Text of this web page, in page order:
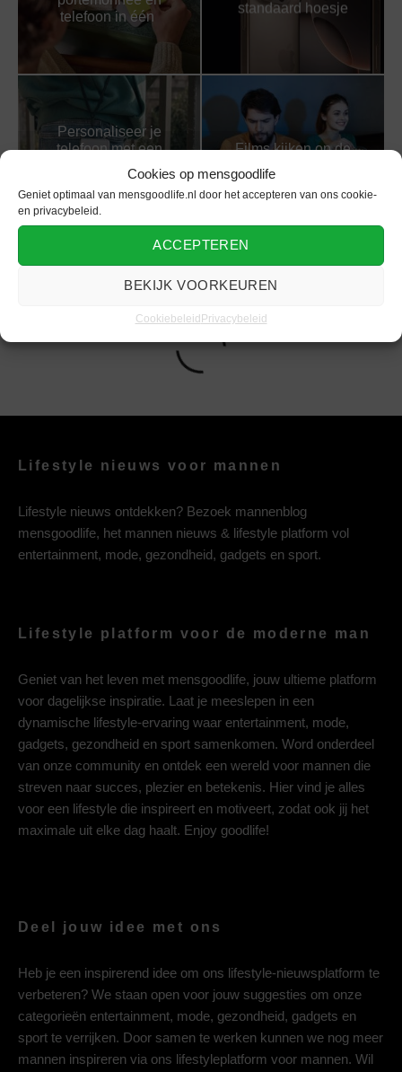
Cookies op mensgoodlife
Geniet optimaal van mensgoodlife.nl door het accepteren van ons cookie-
en privacybeleid.
ACCEPTEREN
BEKIJK VOORKEUREN
CookiebeleidPrivacybeleid
telefoon in één
standaard hoesje
Personaliseer je
telefoon met een
hoesje naar jouw
eigen ontwerp
Films kijken op de
telefoon? 5 tips!
Lifestyle nieuws voor mannen
Lifestyle nieuws ontdekken? Bezoek mannenblog
mensgoodlife, het mannen nieuws & lifestyle platform vol
entertainment, mode, gezondheid, gadgets en sport.
Lifestyle platform voor de moderne man
Geniet van het leven met mensgoodlife, jouw ultieme platform
voor dagelijkse inspiratie. Laat je meeslepen in een
dynamische lifestyle-ervaring waar entertainment, mode,
gadgets, gezondheid en sport samenkomen. Word onderdeel
van onze community en ontdek een wereld voor mannen die
streven naar succes, plezier en betekenis. Hier vind je alles
voor een lifestyle die inspireert en motiveert, zodat ook jij het
maximale uit elke dag haalt. Enjoy goodlife!
Deel jouw idee met ons
Heb je een inspirerend idee om ons lifestyle-nieuwsplatform te
verbeteren? We staan open voor jouw suggesties om onze
categorieën entertainment, mode, gezondheid, gadgets en
sport te verrijken. Door samen te werken kunnen we nog meer
mannen inspireren via ons lifestyleplatform voor mannen. Wil